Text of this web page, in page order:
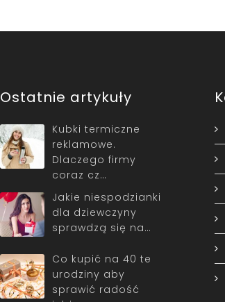
Ostatnie artykuły
Kubki termiczne
reklamowe.
Dlaczego firmy
coraz cz…
Jakie niespodzianki
dla dziewczyny
sprawdzą się na…
Co kupić na 40 te
urodziny aby
sprawić radość